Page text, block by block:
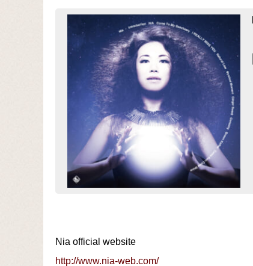
Nia official website
http://www.nia-web.com/